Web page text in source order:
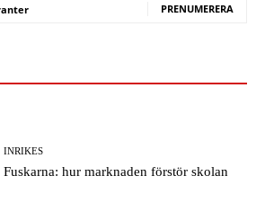
PRENUMERERA
INRIKES
Fuskarna: hur marknaden förstör skolan